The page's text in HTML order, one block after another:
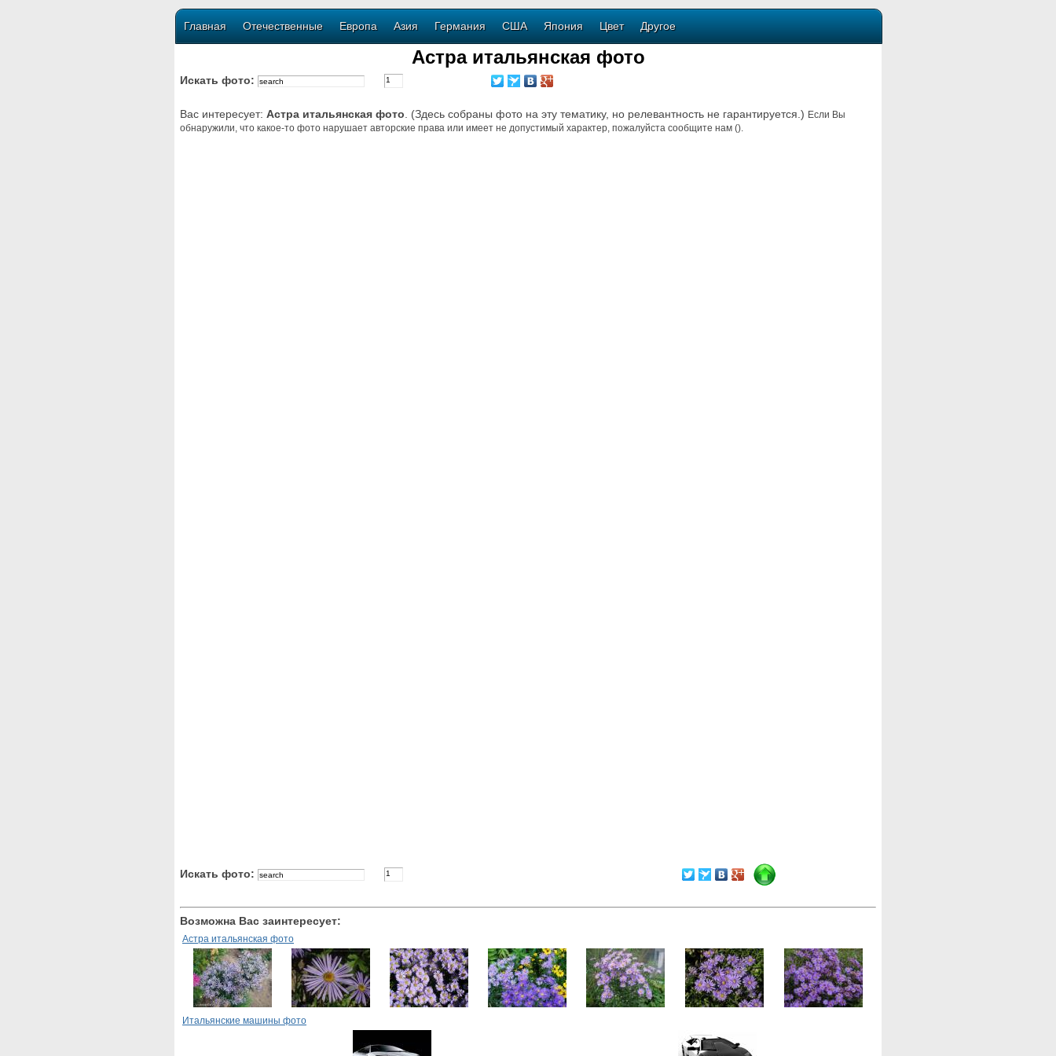
Главная Отечественные Европа Азия Германия США Япония Цвет Другое
Астра итальянская фото
Искать фото:
Вас интересует: Астра итальянская фото . (Здесь собраны фото на эту тематику, но релевантность не гарантируется.) Если Вы
обнаружили, что какое-то фото нарушает авторские права или имеет не допустимый характер, пожалуйста сообщите нам ().
Искать фото:
Возможна Вас заинтересует:
Астра итальянская фото
Итальянские машины фото